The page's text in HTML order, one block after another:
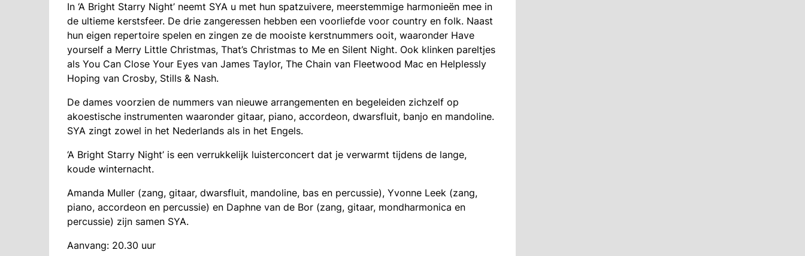
In ‘A Bright Starry Night’ neemt SYA u met hun spatzuivere, meerstemmige harmonieën mee in
de ultieme kerstsfeer. De drie zangeressen hebben een voorliefde voor country en folk. Naast
hun eigen repertoire spelen en zingen ze de mooiste kerstnummers ooit, waaronder Have
yourself a Merry Little Christmas, That’s Christmas to Me en Silent Night. Ook klinken pareltjes
als You Can Close Your Eyes van James Taylor, The Chain van Fleetwood Mac en Helplessly
Hoping van Crosby, Stills & Nash.
De dames voorzien de nummers van nieuwe arrangementen en begeleiden zichzelf op
akoestische instrumenten waaronder gitaar, piano, accordeon, dwarsfluit, banjo en mandoline.
SYA zingt zowel in het Nederlands als in het Engels.
‘A Bright Starry Night’ is een verrukkelijk luisterconcert dat je verwarmt tijdens de lange,
koude winternacht.
Amanda Muller (zang, gitaar, dwarsfluit, mandoline, bas en percussie), Yvonne Leek (zang,
piano, accordeon en percussie) en Daphne van de Bor (zang, gitaar, mondharmonica en
percussie) zijn samen SYA.
Aanvang: 20.30 uur